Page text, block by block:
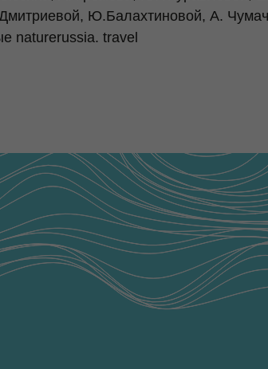
Ю.Балахтиновой, А.
naturerussia. travel